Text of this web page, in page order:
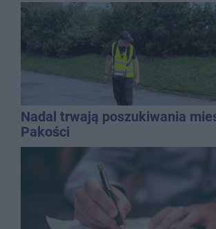
Nadal trwają poszukiwania
Pakości